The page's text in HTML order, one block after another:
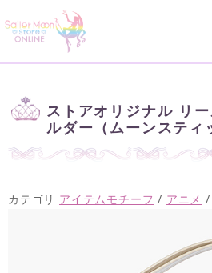
ストアオリジナル リ
ルダー（ムーンスティ
カテゴリ アイテムモチーフ / アニメ /